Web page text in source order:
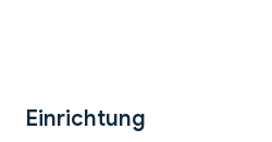
Einrichtung